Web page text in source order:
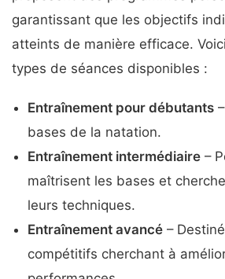
garantissant que les objectifs
atteints de manière efficace.
types de séances disponibles :
Entraînement pour débutants
bases de la natation.
Entraînement intermédiaire –
maîtrisent les bases et
leurs techniques.
Entraînement avancé –
compétitifs cherchant à